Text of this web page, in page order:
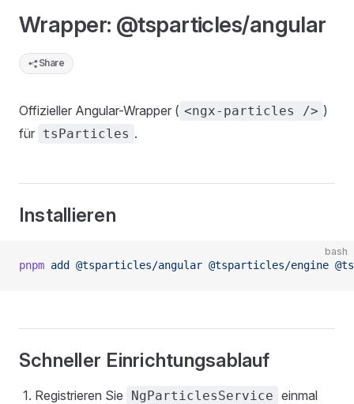
Wrapper: @tsparticles/angular
Share
Offizieller Angular-Wrapper ( <ngx-particles /> )
für tsParticles .
Installieren
bash
pnpm add @tsparticles/angular @tsparticles/engine
Schneller Einrichtungsablauf
Registrieren Sie NgParticlesService einmal